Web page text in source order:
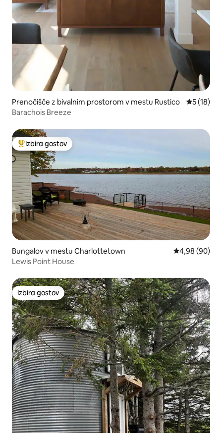
Prenočišče z bivalnim prostorom v mestu Rustico
5 (18)
Barachois Breeze
Najbolj priljubljena prenočišča z značko »Izbira gostov«
Izbira gostov
Bungalov v mestu Charlottetown Povprečna
4,98 (90)
Lewis Point House
Izbira gostov
Izbira gostov